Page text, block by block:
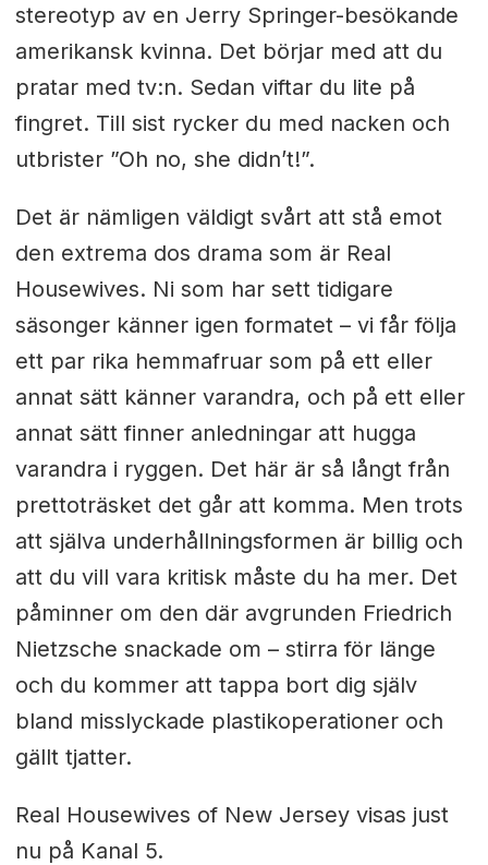
stereotyp av en Jerry Springer-besökande
amerikansk kvinna. Det börjar med att du
pratar med tv:n. Sedan viftar du lite på
fingret. Till sist rycker du med nacken och
utbrister ”Oh no, she didn’t!”.
Det är nämligen väldigt svårt att stå emot
den extrema dos drama som är Real
Housewives. Ni som har sett tidigare
säsonger känner igen formatet – vi får följa
ett par rika hemmafruar som på ett eller
annat sätt känner varandra, och på ett eller
annat sätt finner anledningar att hugga
varandra i ryggen. Det här är så långt från
prettoträsket det går att komma. Men trots
att själva underhållningsformen är billig och
att du vill vara kritisk måste du ha mer. Det
påminner om den där avgrunden Friedrich
Nietzsche snackade om – stirra för länge
och du kommer att tappa bort dig själv
bland misslyckade plastikoperationer och
gällt tjatter.
Real Housewives of New Jersey visas just
nu på Kanal 5.